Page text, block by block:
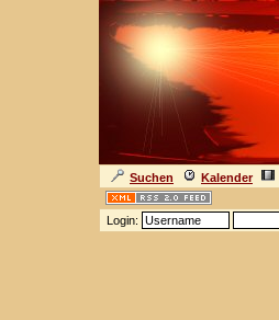
Suchen Kalender
Login: